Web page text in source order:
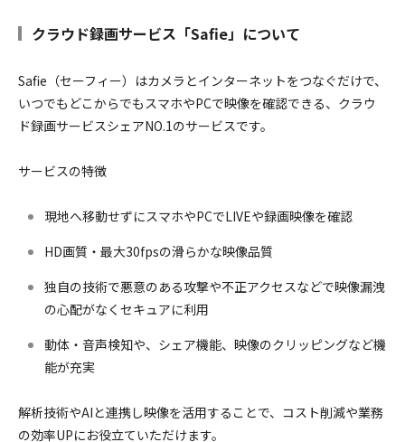
クラウド録画サービス「Safie」について
Safie（セーフィー）はカメラとインターネットをつなぐだけで、
いつでもどこからでもスマホやPCで映像を確認できる、クラウ
ド録画サービスシェアNO.1のサービスです。
サービスの特徴
現地へ移動せずにスマホやPCでLIVEや録画映像を確認
HD画質・最大30fpsの滑らかな映像品質
独自の技術で悪意のある攻撃や不正アクセスなどで映像漏洩
の心配がなくセキュアに利用
動体・音声検知や、シェア機能、映像のクリッピングなど機
能が充実
解析技術やAIと連携し映像を活用することで、コスト削減や業務
の効率UPにお役立ていただけます。